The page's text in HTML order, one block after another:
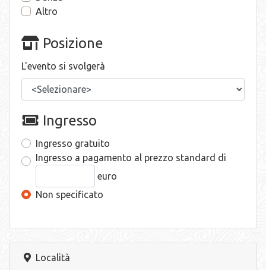
Altro
Posizione
L'evento si svolgerà
Ingresso
Ingresso gratuito
Ingresso a pagamento al prezzo standard di
euro
Non specificato
Località